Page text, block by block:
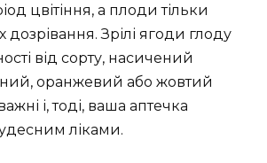
цвітіння, а плоди тільки
дозрівання. Зрілі ягоди глоду
від сорту, насичений
оранжевий або жовтий
і, тоді, ваша аптечка
ліками.